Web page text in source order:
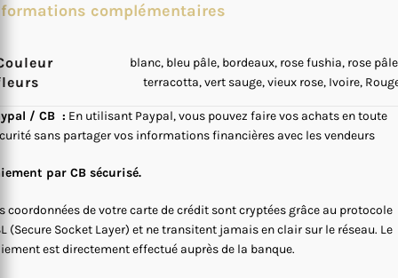
complémentaires
blanc, bleu pâle, bordeaux, rose fushia, rose
terracotta, vert sauge, vieux rose, Ivoire,
/ CB : En utilisant Paypal, vous pouvez faire vos achats en toute
sans partager vos informations financières avec les vendeurs
par CB sécurisé.
coordonnées de votre carte de crédit sont cryptées grâce au protocole
(Secure Socket Layer) et ne transitent jamais en clair sur le réseau. Le
est directement effectué auprès de la banque.